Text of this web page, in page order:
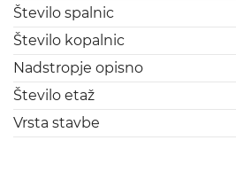
Število spalnic
Število kopalnic
Nadstropje opisno
Število etaž
Vrsta stavbe